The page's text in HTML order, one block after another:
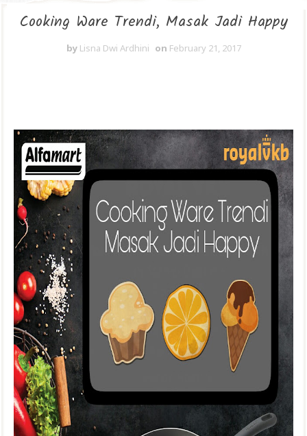
Cooking Ware Trendi, Masak Jadi Happy
by Lisna Dwi Ardhini on February 21, 2017